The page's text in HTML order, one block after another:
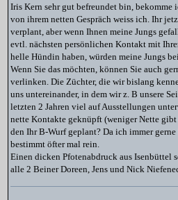
Iris Kern sehr gut befreundet bin, bekomme
von ihrem netten Gespräch weiss ich. Ihr
verplant, aber wenn Ihnen meine Jungs
evtl. nächsten persönlichen Kontakt mit
helle Hündin haben, würden meine Jungs
Wenn Sie das möchten, können Sie auch
verlinken. Die Züchter, die wir bislang
uns untereinander, in dem wir z. B unsere
letzten 2 Jahren viel auf Ausstellungen
nette Kontakte geknüpft (weniger Nette gibt
den Ihr B-Wurf geplant? Da ich immer
bestimmt öfter mal rein.
Einen dicken Pfotenabdruck aus Isenbüttel
alle 2 Beiner Doreen, Jens und Nick